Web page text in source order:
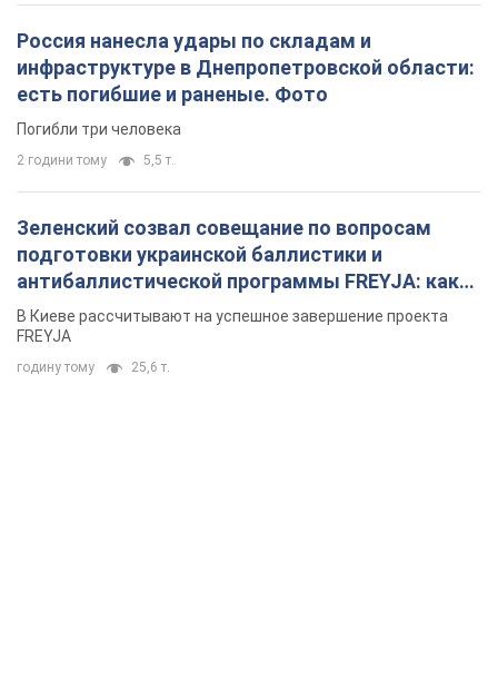
Россия нанесла удары по складам и
инфраструктуре в Днепропетровской области:
есть погибшие и раненые. Фото
Погибли три человека
2 години тому 5,5 т.
Зеленский созвал совещание по вопросам
подготовки украинской баллистики и
антибаллистической программы FREYJA: какие
решения готовятся
В Киеве рассчитывают на успешное завершение проекта
FREYJA
годину тому 25,6 т.